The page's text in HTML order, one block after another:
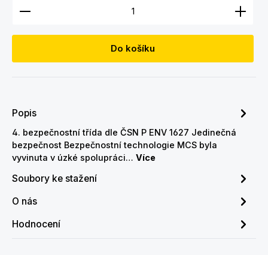
Množství produktu: Zadejte požadované
Do košíku
Popis
4. bezpečnostní třída dle ČSN P ENV 1627 Jedinečná
bezpečnost Bezpečnostní technologie MCS byla
vyvinuta v úzké spolupráci… Více
Soubory ke stažení
O nás
Hodnocení